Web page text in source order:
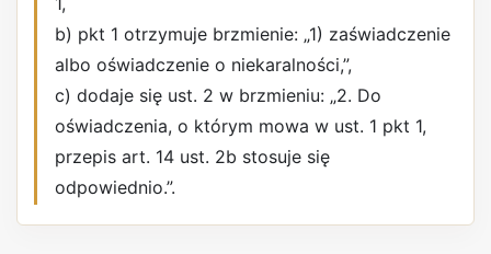
b) pkt 1 otrzymuje brzmienie: „1) zaświadczenie
albo oświadczenie o niekaralności,”,
c) dodaje się ust. 2 w brzmieniu: „2. Do
oświadczenia, o którym mowa w ust. 1 pkt 1,
przepis art. 14 ust. 2b stosuje się
odpowiednio.”.